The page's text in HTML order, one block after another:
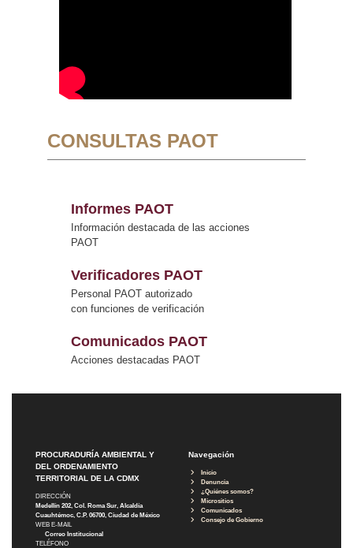
CONSULTAS PAOT
Informes PAOT
Información destacada de las acciones
PAOT
Verificadores PAOT
Personal PAOT autorizado
con funciones de verificación
Comunicados PAOT
Acciones destacadas PAOT
PROCURADURÍA AMBIENTAL Y
DEL ORDENAMIENTO
TERRITORIAL DE LA CDMX
DIRECCIÓN
Medellín 202, Col. Roma Sur, Alcaldía
Cuauhtémoc, C.P. 06700, Ciudad de México
WEB E-MAIL
Correo Institucional
TELÉFONO
Navegación
Inicio
Denuncia
¿Quiénes somos?
Micrositios
Comunicados
Consejo de Gobierno